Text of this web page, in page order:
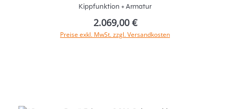
Kippfunktion + Armatur
2.069,00 €
Preise exkl. MwSt. zzgl. Versandkosten